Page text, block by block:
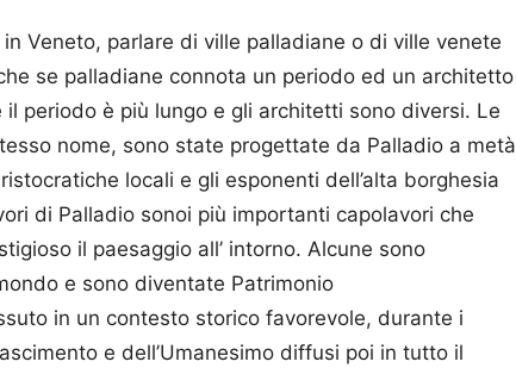
Veneto, parlare di ville palladiane o di ville venete
se palladiane connota un periodo ed un architetto
periodo è più lungo e gli architetti sono diversi. Le
nome, sono state progettate da Palladio a metà
locali e gli esponenti dell’alta borghesia
di Palladio sonoi più importanti capolavori che
il paesaggio all’ intorno. Alcune sono
e sono diventate Patrimonio
in un contesto storico favorevole, durante i
e dell’Umanesimo diffusi poi in tutto il